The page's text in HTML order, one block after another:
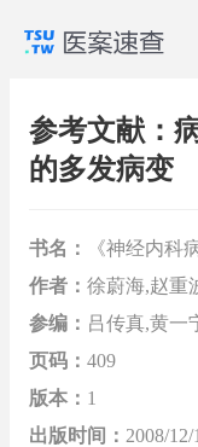
参考文献：
的多发病变
书名：
《神经内科
作者： 徐蔚海,赵重
参编： 吕传真,黄一
页码： 409
版本： 1
出版时间： 2008/12/1